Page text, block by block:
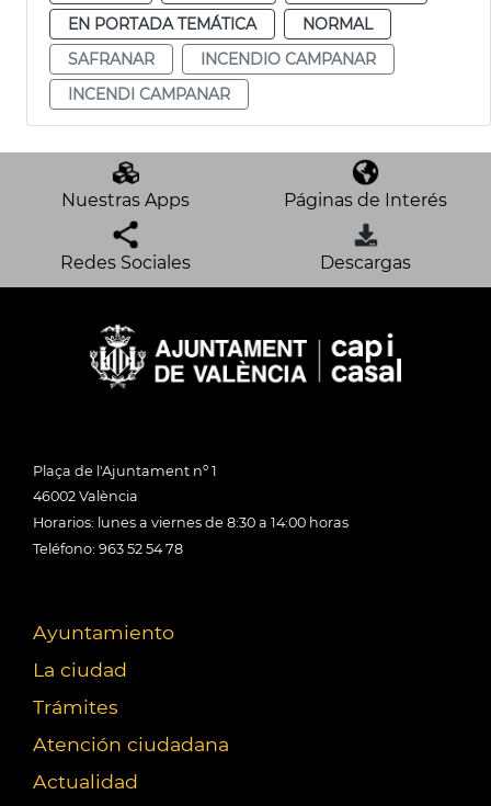
EN PORTADA TEMÁTICA
NORMAL
SAFRANAR
INCENDIO CAMPANAR
INCENDI CAMPANAR
Nuestras Apps Páginas de Interés
Redes Sociales Descargas
Plaça de l'Ajuntament nº 1
46002 València
Horarios: lunes a viernes de 8:30 a 14:00 horas
Teléfono: 963 52 54 78
Ayuntamiento
La ciudad
Trámites
Atención ciudadana
Actualidad